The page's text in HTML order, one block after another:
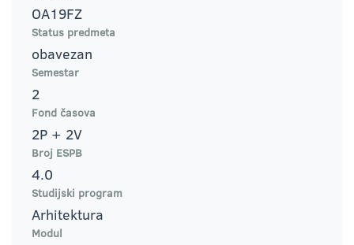
OA19FZ
Status predmeta
obavezan
Semestar
2
Fond časova
2P + 2V
Broj ESPB
4.0
Studijski program
Arhitektura
Modul